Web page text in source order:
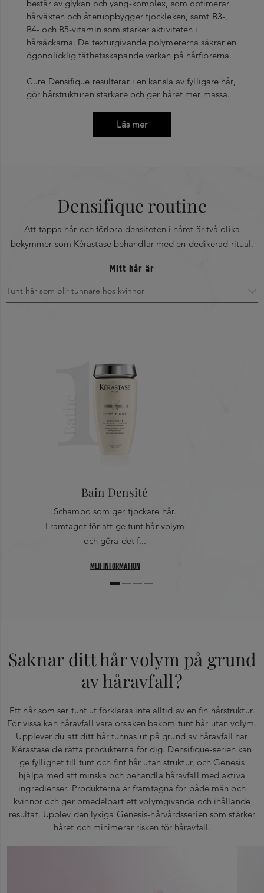
består av glykan och yang-komplex, som optimerar
hårväxten och återuppbygger tjockleken, samt B3-,
B4- och B5-vitamin som stärker aktiviteten i
hårsäckarna. De texturgivande polymererna säkrar en
ögonblicklig täthetsskapande verkan på hårfibrerna.
Cure Densifique resulterar i en känsla av fylligare hår,
gör hårstrukturen starkare och ger håret mer massa.
Läs mer
Densifique routine
Att tappa hår och förlora densiteten i håret är två olika
bekymmer som Kérastase behandlar med en dedikerad ritual.
Mitt hår är
1
Bain Densité
Schampo som ger tjockare hår.
Framtaget för att ge tunt hår volym
och göra det f...
MER INFORMATION
Saknar ditt hår volym på grund
av håravfall?
Ett hår som ser tunt ut förklaras inte alltid av en fin hårstruktur.
För vissa kan håravfall vara orsaken bakom tunt hår utan volym.
Upplever du att ditt hår tunnas ut på grund av håravfall har
Kérastase de rätta produkterna för dig. Densifique-serien kan
ge fyllighet till tunt och fint hår utan struktur, och Genesis
hjälpa med att minska och behandla håravfall med aktiva
ingredienser. Produkterna är framtagna för både män och
kvinnor och ger omedelbart ett volymgivande och ihållande
resultat. Upplev den lyxiga Genesis-hårvårdsserien som stärker
håret och minimerar risken för håravfall.